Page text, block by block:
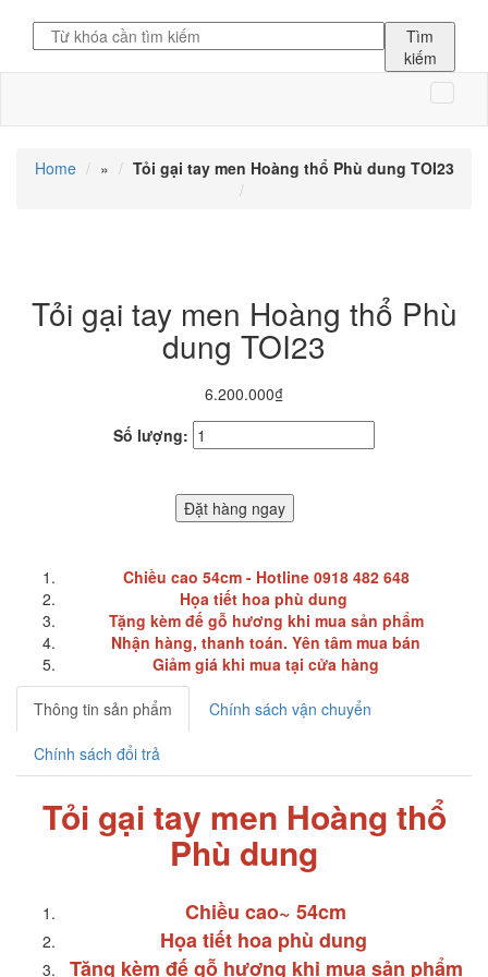
Tìm
kiếm
Home » Tỏi gại tay men Hoàng thổ Phù dung TOI23
Tỏi gại tay men Hoàng thổ Phù
dung TOI23
6.200.000₫
Số lượng:
Đặt hàng ngay
Chiều cao 54cm - Hotline 0918 482 648
Họa tiết hoa phù dung
Tặng kèm đế gỗ hương khi mua sản phẩm
Nhận hàng, thanh toán. Yên tâm mua bán
Giảm giá khi mua tại cửa hàng
Thông tin sản phẩm Chính sách vận chuyển
Chính sách đổi trả
Tỏi gại tay men Hoàng thổ
Phù dung
Chiều cao~ 54cm
Họa tiết hoa phù dung
Tặng kèm đế gỗ hương khi mua sản phẩm